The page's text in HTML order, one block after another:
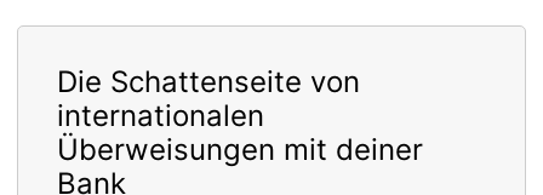
Die Schattenseite von
internationalen
Überweisungen mit deiner
Bank